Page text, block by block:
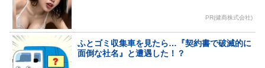
PR(健商株式会社)
ふとゴミ収集車を見たら…『契約書で破滅的に
面倒な社名』と遭遇した！？